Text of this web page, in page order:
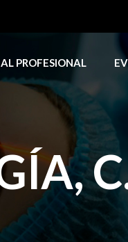
PROFESIONAL